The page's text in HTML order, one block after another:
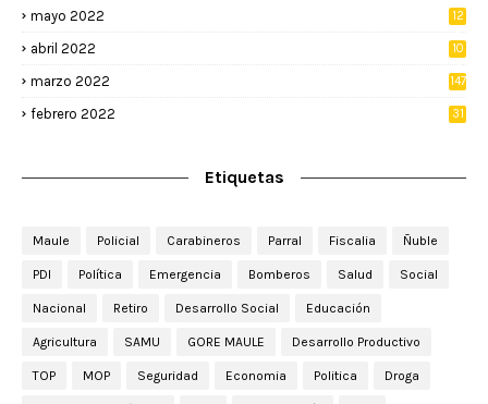
mayo 2022
12
abril 2022
10
marzo 2022 147
febrero 2022 31
Etiquetas
Maule Policial Carabineros Parral Fiscalia Ñuble
PDI Política Emergencia Bomberos Salud Social
Nacional Retiro Desarrollo Social Educación
Agricultura SAMU GORE MAULE Desarrollo Productivo
TOP MOP Seguridad Economia Politica Droga